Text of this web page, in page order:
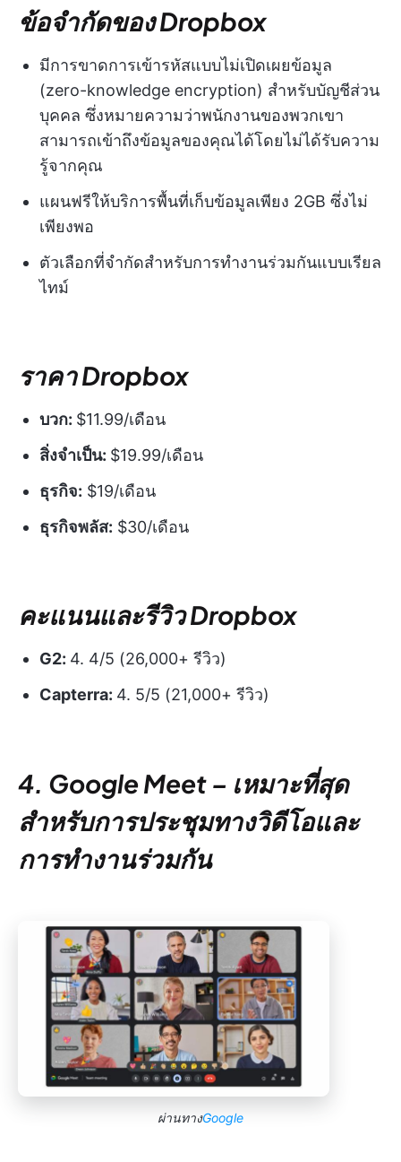
ข้อจำกัดของ Dropbox
มีการขาดการเข้ารหัสแบบไม่เปิดเผยข้อมูล
(zero-knowledge encryption) สำหรับบัญชีส่วน
บุคคล ซึ่งหมายความว่าพนักงานของพวกเขา
สามารถเข้าถึงข้อมูลของคุณได้โดยไม่ได้รับความ
รู้จากคุณ
แผนฟรีให้บริการพื้นที่เก็บข้อมูลเพียง 2GB ซึ่งไม่
เพียงพอ
ตัวเลือกที่จำกัดสำหรับการทำงานร่วมกันแบบเรียล
ไทม์
ราคา Dropbox
บวก: $11.99/เดือน
สิ่งจำเป็น: $19.99/เดือน
ธุรกิจ: $19/เดือน
ธุรกิจพลัส: $30/เดือน
คะแนนและรีวิว Dropbox
G2: 4. 4/5 (26,000+ รีวิว)
Capterra: 4. 5/5 (21,000+ รีวิว)
4. Google Meet – เหมาะที่สุด
สำหรับการประชุมทางวิดีโอและ
การทำงานร่วมกัน
ผ่านทางGoogle